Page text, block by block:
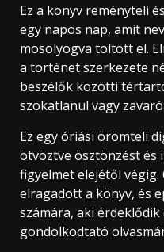
Ez a könyv reményteli
egy napos nap, amit
mosolyogva töltött el.
a történet szerkezete
beszélők közötti
szokatlanul vagy
Ez egy óriási örömteli
ötvöztve ösztönzést és
figyelmet elejétől végig.
elragadott a könyv, és
számára, aki
gondolkodtató